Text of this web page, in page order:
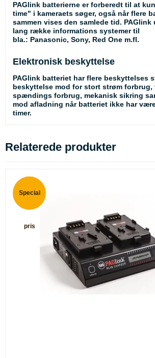
PAGlink batterierne er forberedt til at
time" i kameraets søger, også når flere
sammen vises den samlede tid. PAGlink
lang række informations systemer til
bla.: Panasonic, Sony, Red One m.fl.
Elektronisk beskyttelse
PAGlink batteriet har flere beskyttelses
beskyttelse mod for stort strøm forbrug,
spændings forbrug, mekanisk sikring
mod afladning når batteriet ikke har
timer.
Relaterede produkter
Special
pris